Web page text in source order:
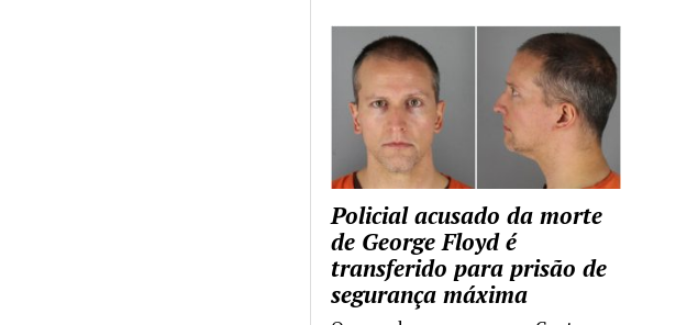
Policial acusado da morte
de George Floyd é
transferido para prisão de
segurança máxima